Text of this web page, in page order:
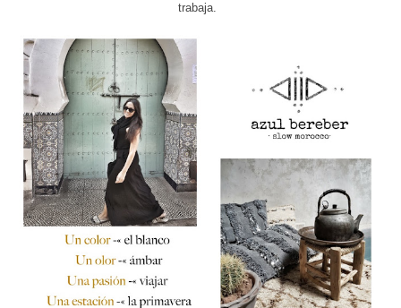
trabaja.